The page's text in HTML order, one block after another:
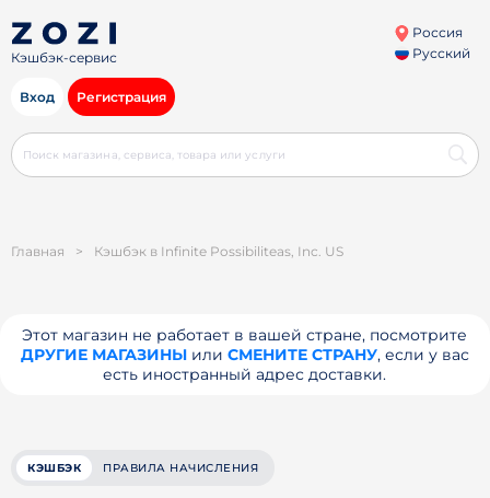
Кэшбэк-сервис
Россия
Русский
Вход Регистрация
Главная > Кэшбэк в Infinite Possibiliteas, Inc. US
Этот магазин не работает в вашей стране, посмотрите
ДРУГИЕ МАГАЗИНЫили СМЕНИТЕ СТРАНУ, если у вас
есть иностранный адрес доставки.
КЭШБЭК ПРАВИЛА НАЧИСЛЕНИЯ